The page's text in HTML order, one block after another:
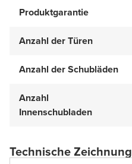
Produktgarantie
Anzahl der Türen
Anzahl der Schubläden
Anzahl
Innenschubladen
Technische Zeichnung